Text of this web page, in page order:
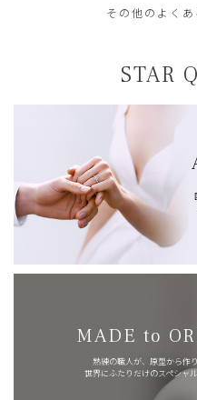
その他のよく
STAR
MADE to
熟練の職人が、原型から作
世界にふたりだけのスペシャ